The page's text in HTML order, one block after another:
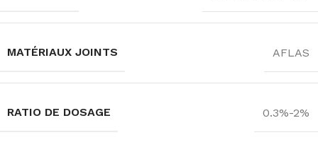
MATÉRIAUX JOINTS AFLAS
RATIO DE DOSAGE 0.3%-2%